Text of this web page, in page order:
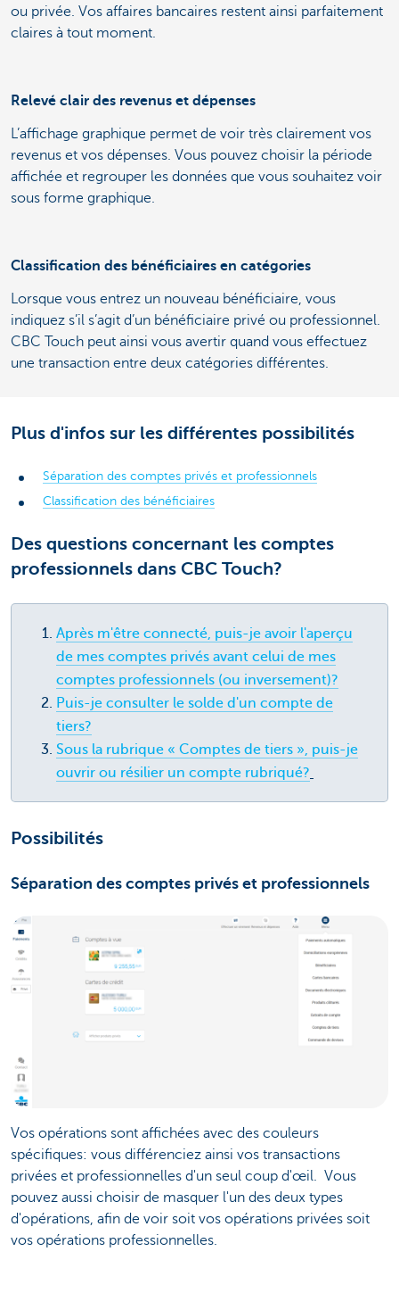
ou privée. Vos affaires bancaires restent ainsi parfaitement
claires à tout moment.
Relevé clair des revenus et dépenses
L’affichage graphique permet de voir très clairement vos
revenus et vos dépenses. Vous pouvez choisir la période
affichée et regrouper les données que vous souhaitez voir
sous forme graphique.
Classification des bénéficiaires en catégories
Lorsque vous entrez un nouveau bénéficiaire, vous
indiquez s’il s’agit d’un bénéficiaire privé ou professionnel.
CBC Touch peut ainsi vous avertir quand vous effectuez
une transaction entre deux catégories différentes.
Plus d'infos sur les différentes possibilités
Séparation des comptes privés et professionnels
Classification des bénéficiaires
Des questions concernant les comptes
professionnels dans CBC Touch?
Après m'être connecté, puis-je avoir l'aperçu
de mes comptes privés avant celui de mes
comptes professionnels (ou inversement)?
Puis-je consulter le solde d'un compte de
tiers?
Sous la rubrique « Comptes de tiers », puis-je
ouvrir ou résilier un compte rubriqué?
Possibilités
Séparation des comptes privés et professionnels
Vos opérations sont affichées avec des couleurs
spécifiques: vous différenciez ainsi vos transactions
privées et professionnelles d'un seul coup d'œil. Vous
pouvez aussi choisir de masquer l'un des deux types
d'opérations, afin de voir soit vos opérations privées soit
vos opérations professionnelles.